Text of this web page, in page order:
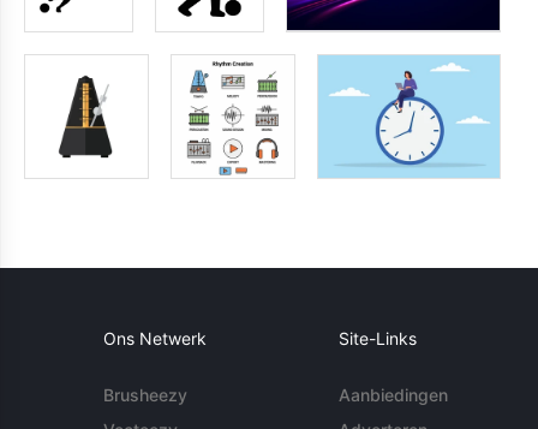
Ons Netwerk
Brusheezy
Site-Links
Aanbiedingen